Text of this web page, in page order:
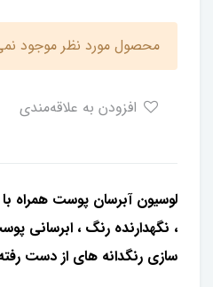
محصول مورد نظر موجود
لوسیون آبرسان پوست همراه
، نگهدارنده رنگ ، ابرسانی
سازی رنگدانه های از دست